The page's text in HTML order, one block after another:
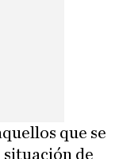
que se
de